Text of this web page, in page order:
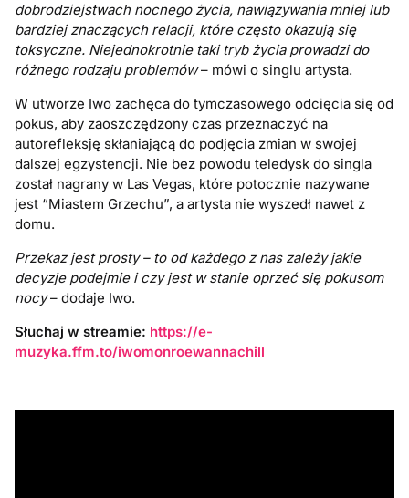
dobrodziejstwach nocnego życia, nawiązywania mniej lub
bardziej znaczących relacji, które często okazują się
toksyczne. Niejednokrotnie taki tryb życia prowadzi do
różnego rodzaju problemów– mówi o singlu artysta.
W utworze Iwo zachęca do tymczasowego odcięcia się od
pokus, aby zaoszczędzony czas przeznaczyć na
autorefleksję skłaniającą do podjęcia zmian w swojej
dalszej egzystencji. Nie bez powodu teledysk do singla
został nagrany w Las Vegas, które potocznie nazywane
jest “Miastem Grzechu”, a artysta nie wyszedł nawet z
domu.
Przekaz jest prosty – to od każdego z nas zależy jakie
decyzje podejmie i czy jest w stanie oprzeć się pokusom
nocy– dodaje Iwo.
Słuchaj w streamie: https://e-
muzyka.ffm.to/iwomonroewannachill